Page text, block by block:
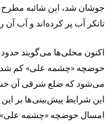
جوشان شد، این شائبه
تانکر آب پر کرده‌اند و آب
اکنون محلی‌ها می‌گویند
حوضچه «چشمه علی» کم
می‌شود که ضلع شرقی آن
این شرایط پیش‌بینی‌ها بر این
امسال حوضچه «چشمه